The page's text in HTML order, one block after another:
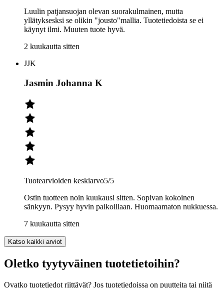
Luulin patjansuojan olevan suorakulmainen, mutta
yllätyksesksi se olikin "jousto"mallia. Tuotetiedoista se ei
käynyt ilmi. Muuten tuote hyvä.
2 kuukautta sitten
JJK
Jasmin Johanna K
Tuotearvioiden keskiarvo5/5
Ostin tuotteen noin kuukausi sitten. Sopivan kokoinen
sänkyyn. Pysyy hyvin paikoillaan. Huomaamaton nukkuessa.
7 kuukautta sitten
Katso kaikki arviot
Oletko tyytyväinen tuotetietoihin?
Ovatko tuotetiedot riittävät? Jos tuotetiedoissa on puutteita tai niitä